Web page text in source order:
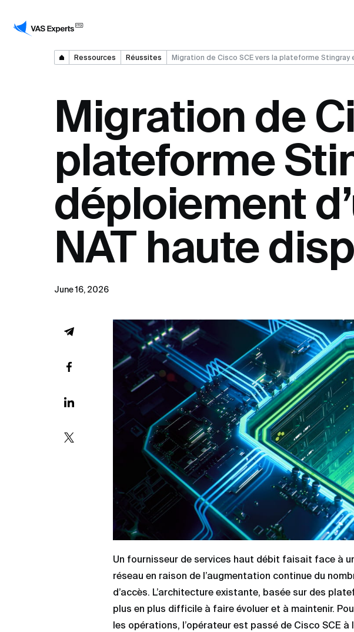
Ressources Réussites Migration de Cisco SCE vers la plateforme
Migration de
plateforme
déploiement
NAT haute
June 16, 2026
Un fournisseur de services haut débit faisait face à
réseau en raison de l’augmentation continue du
d’accès. L’architecture existante, basée sur des
plus en plus difficile à faire évoluer et à maintenir.
les opérations, l’opérateur est passé de Cisco SCE